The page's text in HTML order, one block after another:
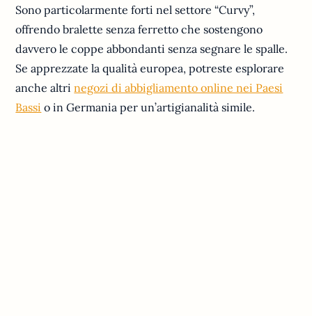
Sono particolarmente forti nel settore “Curvy”,
offrendo bralette senza ferretto che sostengono
davvero le coppe abbondanti senza segnare le spalle.
Se apprezzate la qualità europea, potreste esplorare
anche altrinegozi di abbigliamento online nei Paesi
Bassi o in Germania per un’artigianalità simile.